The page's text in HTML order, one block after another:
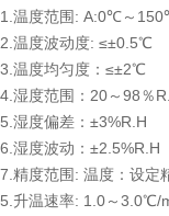
1.温度范围: A:0℃～
2.温度波动度: ≤±0.5℃
3.温度均匀度：≤±2℃
4.湿度范围：20～98％
5.湿度偏差：±3%R.H
6.湿度波动：±2.5%R.H
7.精度范围: 温度：设
5.升温速率: 1.0～3.0℃/